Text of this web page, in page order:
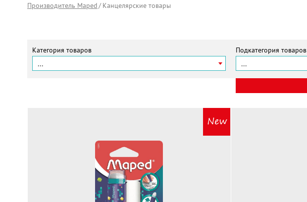
Производитель Maped Канцелярские товары
Категория товаров
...
Подкатегория товаров
...